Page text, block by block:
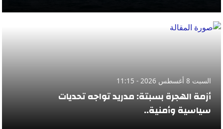
السبت 8 أغسطس 2026 - 11:15
أزمة الهجرة بسبتة: مدريد تواجه تحديات
سياسية وأمنية..